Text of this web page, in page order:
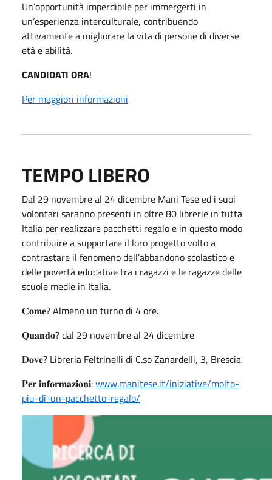
Un’opportunità imperdibile per immergerti in
un’esperienza interculturale, contribuendo
attivamente a migliorare la vita di persone di diverse
età e abilità.
CANDIDATI ORA!
Per maggiori informazioni
TEMPO LIBERO
Dal 29 novembre al 24 dicembre Mani Tese ed i suoi
volontari saranno presenti in oltre 80 librerie in tutta
Italia per realizzare pacchetti regalo e in questo modo
contribuire a supportare il loro progetto volto a
contrastare il fenomeno dell’abbandono scolastico e
delle povertà educative tra i ragazzi e le ragazze delle
scuole medie in Italia.
𝐂𝐨𝐦𝐞? Almeno un turno di 4 ore.
𝐐𝐮𝐚𝐧𝐝𝐨? dal 29 novembre al 24 dicembre
𝐃𝐨𝐯𝐞? Libreria Feltrinelli di C.so Zanardelli, 3, Brescia.
𝐏𝐞𝐫 𝐢𝐧𝐟𝐨𝐫𝐦𝐚𝐳𝐢𝐨𝐧𝐢:www.manitese.it/iniziative/molto-
piu-di-un-pacchetto-regalo/